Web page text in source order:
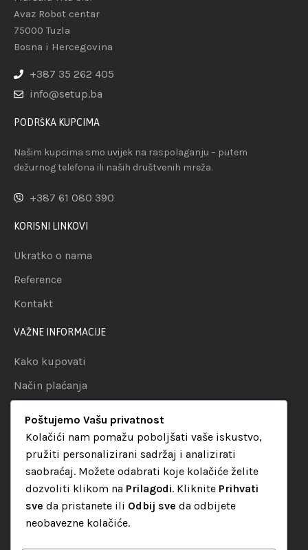
Avaz Robot centar
75000 Tuzla
Bosna i Hercegovina
+387 35 262 405
info@setup.ba
PODRŠKA KUPCIMA
Našim kupcima smo uvijek na raspolaganju – putem
dežurnog telefona ili naših društvenih mreža.
+387 61 080 390
KORISNI LINKOVI
Ukratko o nama
Reference
Kontakt
VAŽNE INFORMACIJE
Kako kupovati
Način plaćanja
Politika privatnosti
KATEGORIJE
Audio oprema
LED dekorativna rasvjeta
Poštujemo Vašu privatnost
Kolačići nam pomažu poboljšati vaše iskustvo,
pružiti personalizirani sadržaj i analizirati
saobraćaj. Možete odabrati koje kolačiće želite
dozvoliti klikom na Prilagodi. Kliknite Prihvati
sve da pristanete ili Odbij sve da odbijete
neobavezne kolačiće.